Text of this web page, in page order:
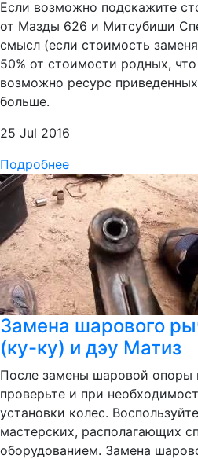
Если возможно подскажите
от Мазды 626 и Митсубиши
смысл (если стоимость
50% от стоимости родных,
возможно ресурс
больше.
25 Jul 2016
Подробнее
Замена шарового
(ку-ку) и дэу Матиз
После замены шаровой опоры
проверьте и при
установки колес.
мастерских, располагающих
оборудованием. Замена